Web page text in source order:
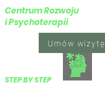
​STEP BY STEP
Umów wizytę
Centrum Rozwoju
i Psychoterapii